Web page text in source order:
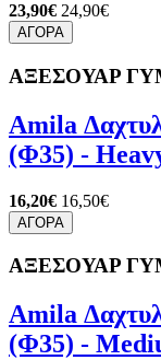
23,90€ 24,90€
ΑΓΟΡΑ
ΑΞΕΣΟΥΑΡ
Amila
(Φ35) -
16,20€ 16,50€
ΑΓΟΡΑ
ΑΞΕΣΟΥΑΡ
Amila
(Φ35) -